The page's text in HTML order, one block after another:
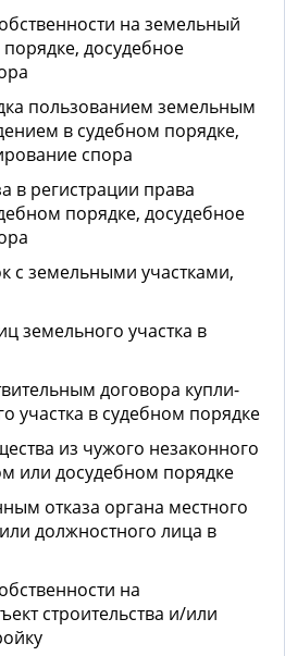
на земельный
досудебное
пользованием земельным
в судебном порядке,
спора
в регистрации права
порядке, досудебное
с земельными участками,
земельного участка в
договора купли-
участка в судебном порядке
из чужого незаконного
или досудебном порядке
отказа органа местного
должностного лица в
на
строительства и/или